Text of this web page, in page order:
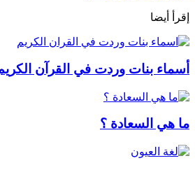
إقرأ أيضا
أسماء بنات وردت في القرآن
ما هي السعادة ؟